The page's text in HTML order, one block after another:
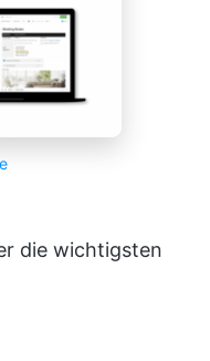
die wichtigsten